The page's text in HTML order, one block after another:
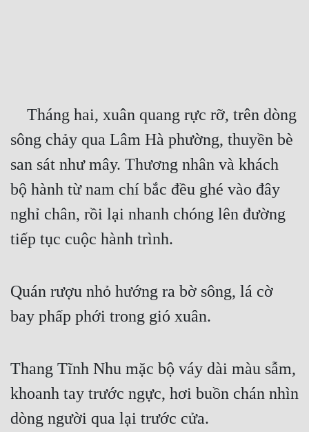
Truyện ngắn
Xa Lộ Dịch
Cạnh Kỹ
Cổ Tiên Hiệp
Du Hí
Dã Sử
Dị Giới
sông chảy qua Lâm Hà phường, thuyền bè
san sát như mây. Thương nhân và khách
bộ hành từ nam chí bắc đều ghé vào đây
nghỉ chân, rồi lại nhanh chóng lên đường
tiếp tục cuộc hành trình.
Quán rượu nhỏ hướng ra bờ sông, lá cờ
bay phấp phới trong gió xuân.
Thang Tĩnh Nhu mặc bộ váy dài màu sẫm,
khoanh tay trước ngực, hơi buồn chán nhìn
dòng người qua lại trước cửa.